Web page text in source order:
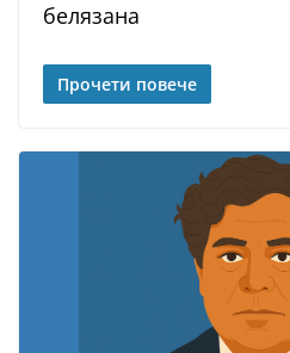
белязана
Прочети повече